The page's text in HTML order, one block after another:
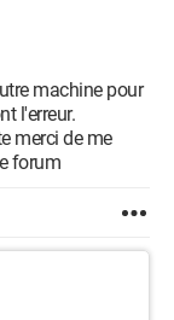
machine pour
l'erreur.
merci de me
forum